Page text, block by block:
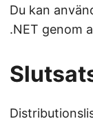
Du kan
.NET genom